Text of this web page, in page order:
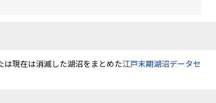
現在は消滅した湖沼をまとめた江戸末期湖沼データセ